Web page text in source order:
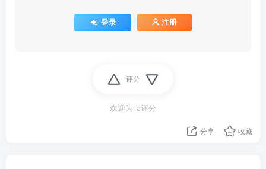
登录 注册
评分
欢迎为Ta评分
分享 收藏